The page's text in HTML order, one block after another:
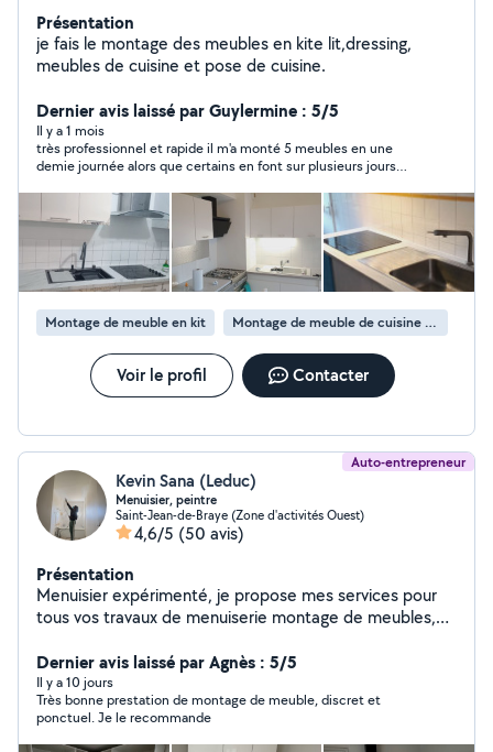
Présentation
je fais le montage des meubles en kite lit,dressing,
meubles de cuisine et pose de cuisine.
Dernier avis laissé par Guylermine : 5/5
Il y a 1 mois
très professionnel et rapide il m'a monté 5 meubles en une
demie journée alors que certains en font sur plusieurs jours
les yeux fermés
Montage de meuble en kit Montage de meuble de cuisine en kit
Voir le profil Contacter
Auto-entrepreneur
Kevin Sana (Leduc)
Menuisier, peintre
Saint-Jean-de-Braye (Zone d'activités Ouest)
4,6/5 (50 avis)
Présentation
Menuisier expérimenté, je propose mes services pour
tous vos travaux de menuiserie montage de meubles,
Dernier avis laissé par Agnès : 5/5
Il y a 10 jours
Très bonne prestation de montage de meuble, discret et
ponctuel. Je le recommande